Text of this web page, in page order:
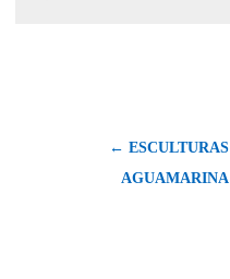
← ESCULTURAS
AGUAMARINA